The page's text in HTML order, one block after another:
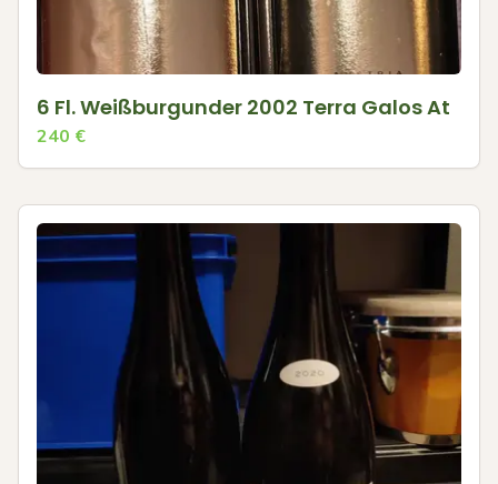
6 Fl. Weißburgunder 2002 Terra Galos At
240 €